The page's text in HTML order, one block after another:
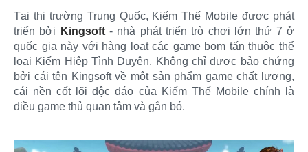
Tại thị trường Trung Quốc, Kiếm Thế Mobile được phát
triển bởi
Kingsoft- nhà phát triển trò chơi lớn thứ 7 ở
quốc gia này với hàng loạt các game bom tấn thuộc thể
loại Kiếm Hiệp Tình Duyên. Không chỉ được bảo chứng
bởi cái tên Kingsoft về một sản phẩm game chất lượng,
cái nền cốt lõi độc đáo của Kiếm Thế Mobile chính là
điều game thủ quan tâm và gắn bó.